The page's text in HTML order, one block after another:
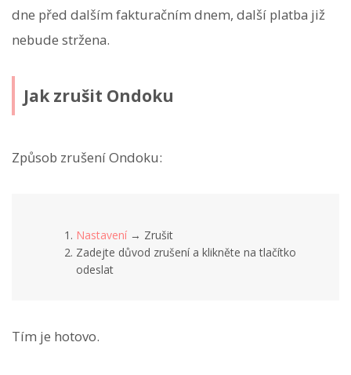
dne před dalším fakturačním dnem, další platba již
nebude stržena.
Jak zrušit Ondoku
Způsob zrušení Ondoku:
Nastavení → Zrušit
Zadejte důvod zrušení a klikněte na tlačítko
odeslat
Tím je hotovo.